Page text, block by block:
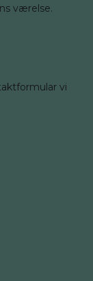
værelse.
vi